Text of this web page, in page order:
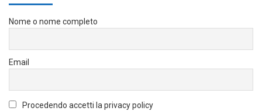
Nome o nome completo
Email
Procedendo accetti la privacy policy